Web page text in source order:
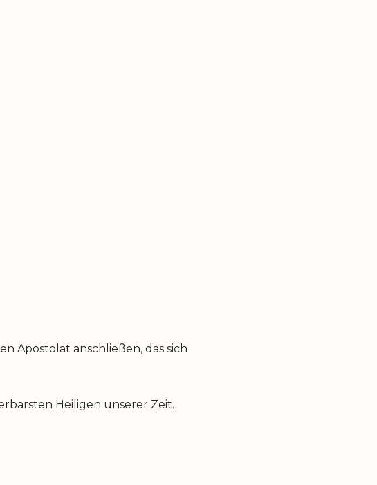
Apostolat anschließen, das sich
Heiligen unserer Zeit.